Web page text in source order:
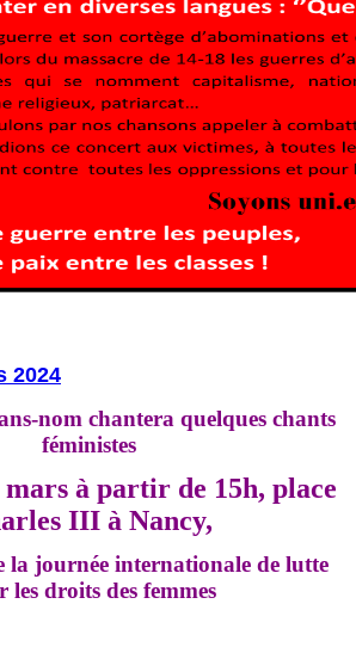
2024
nom chantera quelques chants
féministes
à partir de 15h, place
III à Nancy,
la journée internationale de lutte
les droits des femmes